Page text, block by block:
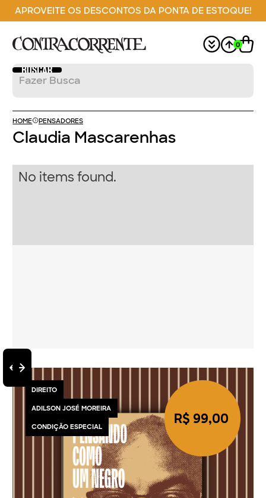
APROVEITE OS DESCONTOS DA PONTA DE ESTOQUE!
0
HOME PENSADORES
Claudia Mascarenhas
No items found.
DIREITO
ADILSON JOSÉ MOREIRA
CONDIÇÃO ESPECIAL R$ 99,00